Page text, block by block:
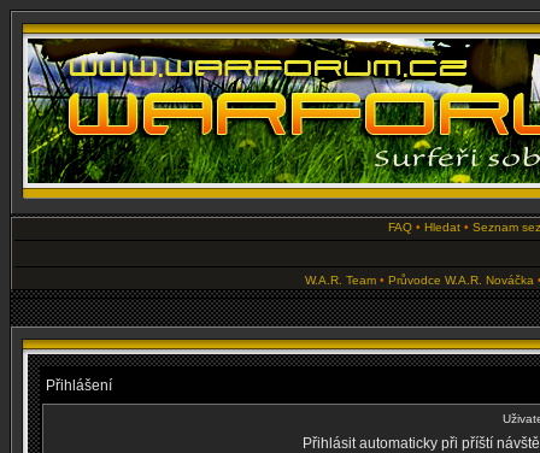
FAQ • Hledat • Seznam
W.A.R. Team• Průvodce W.A.R. Nováčka
Přihlášení
Přihlásit automaticky při příští